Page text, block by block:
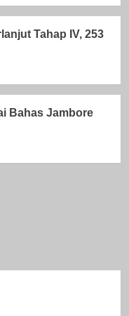
Tahap IV, 253
Bahas Jambore